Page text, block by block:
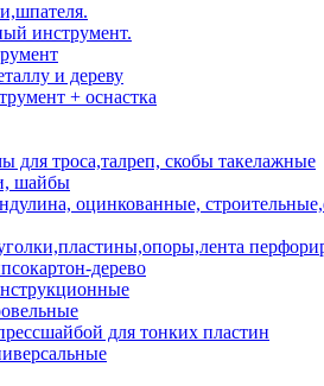
инструмент.
и дереву
+ оснастка
для троса,талреп, скобы такелажные
шайбы
оцинкованные,
дерево
для тонких пластин